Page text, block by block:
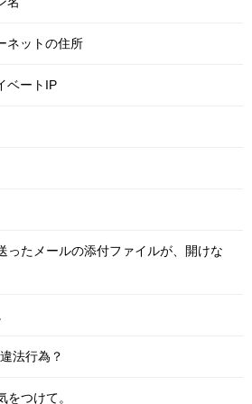
ネットの住所
ベートIP
ったメールの添付ファイルが、開けな
法行為？
つけて。